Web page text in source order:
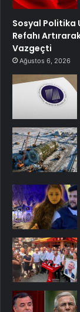
Sosyal Politika
Refahı
Vazgeçti
Ağustos 6, 2026